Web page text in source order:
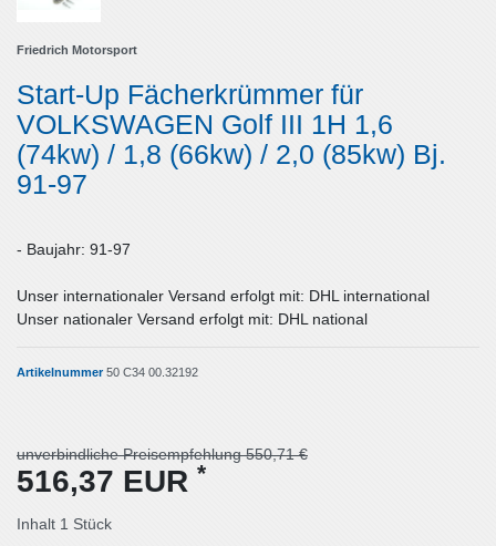
Friedrich Motorsport
Start-Up Fächerkrümmer für
VOLKSWAGEN Golf III 1H 1,6
(74kw) / 1,8 (66kw) / 2,0 (85kw) Bj.
91-97
- Baujahr: 91-97
Unser internationaler Versand erfolgt mit: DHL international
Unser nationaler Versand erfolgt mit: DHL national
Artikelnummer50 C34 00.32192
unverbindliche Preisempfehlung 550,71 €
516,37 EUR *
Inhalt 1 Stück